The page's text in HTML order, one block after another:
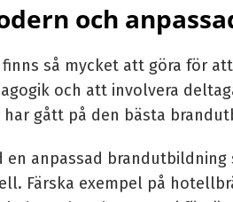
och
finns så mycket att göra för
och att involvera
har gått på den bästa
en anpassad
Färska exempel på